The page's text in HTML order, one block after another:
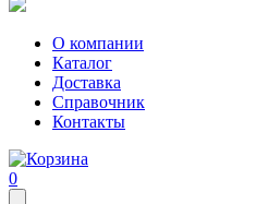
О компании
Каталог
Доставка
Справочник
Контакты
0